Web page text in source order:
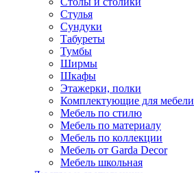
Стулья
Сундуки
Табуреты
Тумбы
Ширмы
Шкафы
Этажерки, полки
Комплектующие для мебели
Мебель по стилю
Мебель по материалу
Мебель по коллекции
Мебель от Garda Decor
Мебель школьная